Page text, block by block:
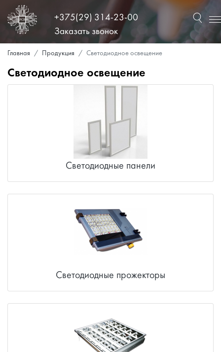
+375(29) 314-23-00
Заказать звонок
Главная Продукция Светодиодное освещение
Светодиодное освещение
Светодиодные панели
Светодиодные прожекторы